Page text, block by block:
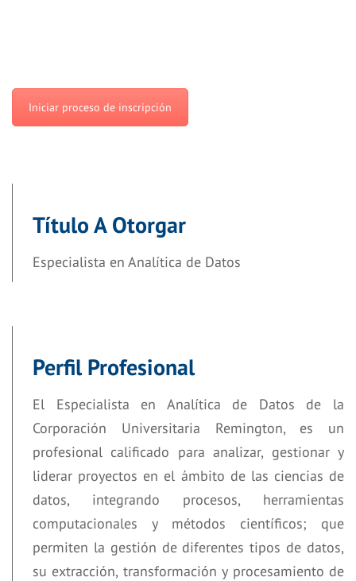
Iniciar proceso de inscripción
Título A Otorgar
Especialista en Analítica de Datos
Perfil Profesional
El Especialista en Analítica de Datos de la
Corporación Universitaria Remington, es un
profesional calificado para analizar, gestionar y
liderar proyectos en el ámbito de las ciencias de
datos, integrando procesos, herramientas
computacionales y métodos científicos; que
permiten la gestión de diferentes tipos de datos,
su extracción, transformación y procesamiento de